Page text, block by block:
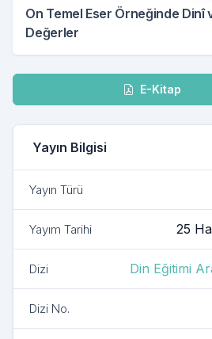
On Temel Eser Örneğinde Dinî
Değerler
E-Kitap
Yayın Bilgisi
Yayın Türü
Yayım Tarihi 25
Dizi Din Eğitimi
Dizi No.
Bu kitapla ilgili